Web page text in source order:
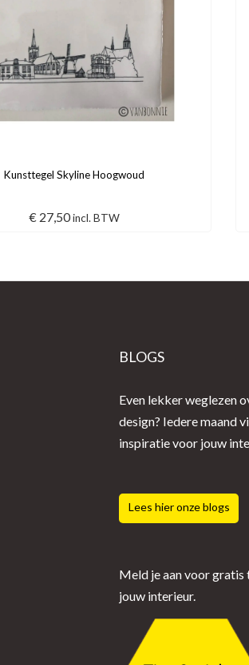
Kunsttegel Skyline Hoogwoud
€ 27,50incl. BTW
BLOGS
Even lekker weglezen
design? Iedere maand
inspiratie voor jouw
Lees hier onze blogs
Meld je aan voor
jouw interieur.